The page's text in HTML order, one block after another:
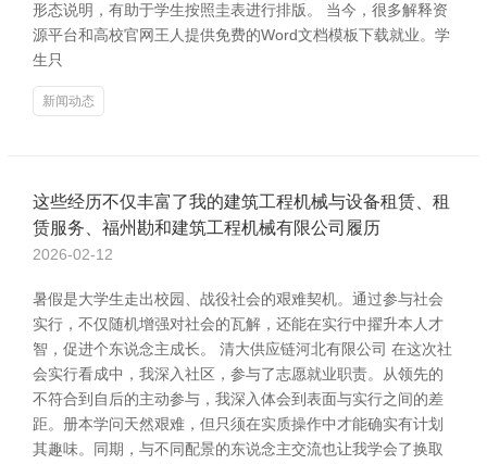
形态说明，有助于学生按照圭表进行排版。 当今，很多解释资
源平台和高校官网王人提供免费的Word文档模板下载就业。学
生只
新闻动态
这些经历不仅丰富了我的建筑工程机械与设备租赁、租
赁服务、福州勘和建筑工程机械有限公司履历
2026-02-12
暑假是大学生走出校园、战役社会的艰难契机。通过参与社会
实行，不仅随机增强对社会的瓦解，还能在实行中擢升本人才
智，促进个东说念主成长。 清大供应链河北有限公司 在这次社
会实行看成中，我深入社区，参与了志愿就业职责。从领先的
不符合到自后的主动参与，我深入体会到表面与实行之间的差
距。册本学问天然艰难，但只须在实质操作中才能确实有计划
其趣味。同期，与不同配景的东说念主交流也让我学会了换取